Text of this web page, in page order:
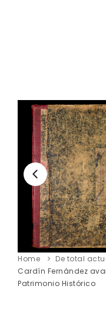
Home De total
Cardín Fernández
Patrimonio Histórico